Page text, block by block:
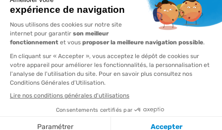
AFTRAL et ABSKILL fusionnent pour
vous offrir plus de proximité, plus de
réactivité, plus d’expertise !
Données personnelles
Conditions générales de vente
Plan de site
Compliance